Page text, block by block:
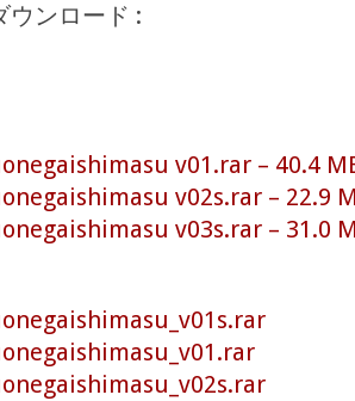
ウンロード :
v01.rar – 40.4
v02s.rar – 22.9
v03s.rar – 31.0